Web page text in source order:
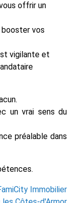
offrir un
booster vos
vigilante et
un vrai sens du
préalable dans
Immobilier